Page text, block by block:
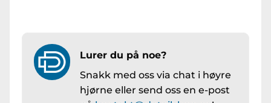
Lurer du på noe?
Snakk med oss via chat i høyre
hjørne eller send oss en e-post